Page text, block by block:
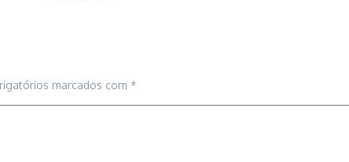
marcados com *